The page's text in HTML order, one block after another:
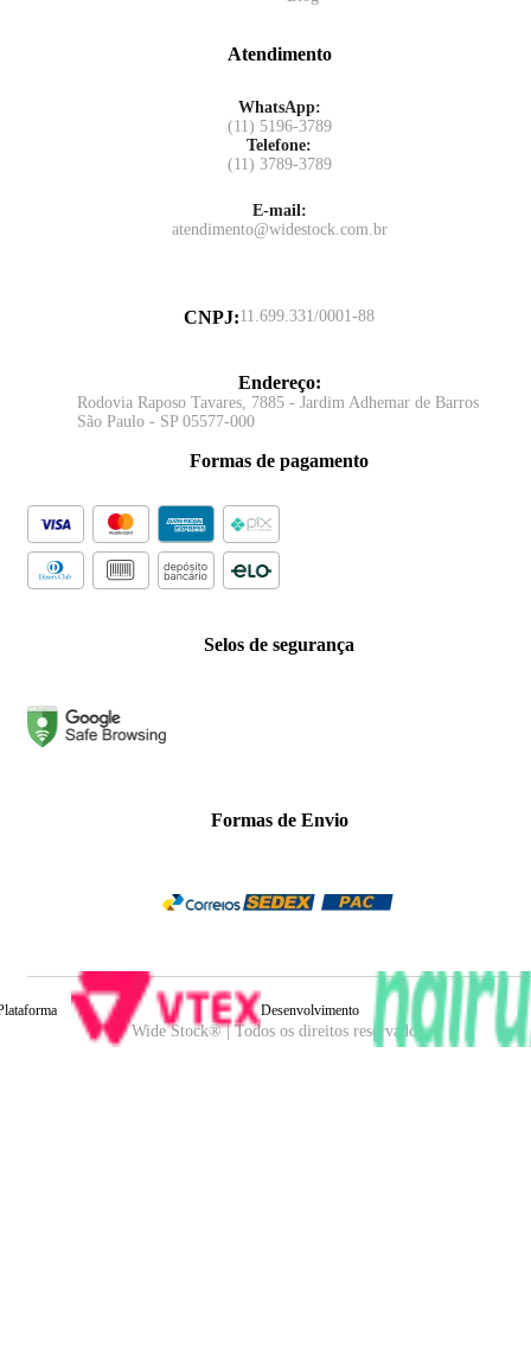
Atendimento
WhatsApp:
(11) 5196-3789
Telefone:
(11) 3789-3789
E-mail:
atendimento@widestock.com.br
CNPJ:11.699.331/0001-88
Endereço:
Rodovia Raposo Tavares, 7885 - Jardim Adhemar de Barros
São Paulo - SP 05577-000
Formas de pagamento
Selos de segurança
Formas de Envio
Wide Stock® | Todos os direitos reservados.
Desenvolvimento